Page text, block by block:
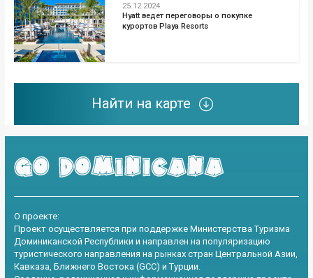
25.12.2024
Hyatt ведет переговоры о покупке
курортов Playa Resorts
Найти на карте
О проекте:
Проект осуществляется при поддержке Министерства Туризма
Доминиканской Республики и направлен на популяризацию
туристического направления на рынках стран Центральной Азии,
Кавказа, Ближнего Востока (GCC) и Турции.